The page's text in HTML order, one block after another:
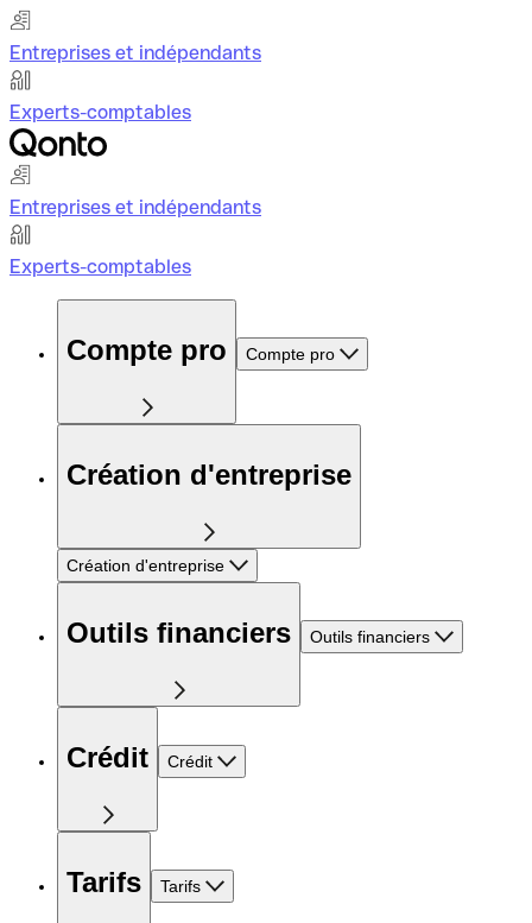
Entreprises et indépendants
Experts-comptables
Entreprises et indépendants
Experts-comptables
Compte pro Compte pro
Création d'entreprise
Création d'entreprise
Outils financiers Outils financiers
Crédit Crédit
Tarifs Tarifs